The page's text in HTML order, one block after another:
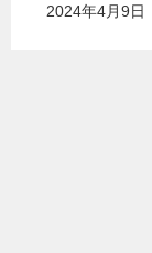
2024年4月9日